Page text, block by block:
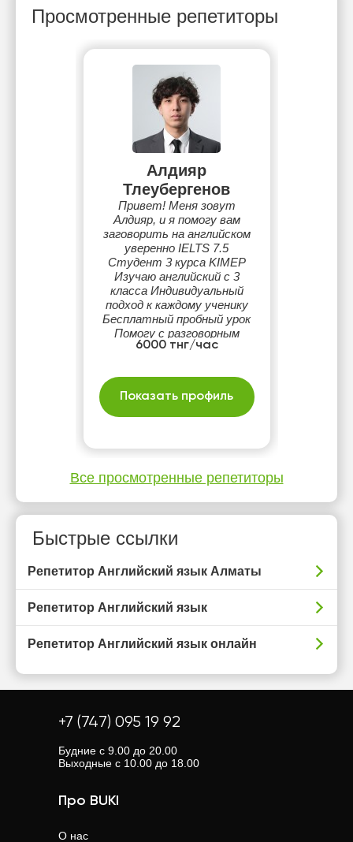
Просмотренные репетиторы
Алдияр
Тлеубергенов
Привет! Меня зовут
Алдияр, и я помогу вам
заговорить на английском
уверенно IELTS 7.5
Студент 3 курса KIMEP
Изучаю английский с 3
класса Индивидуальный
подход к каждому ученику
Бесплатный пробный урок
Помогу с разговорным
английским, подготовкой к
грамматики и расширением
словарного запаса.
Объясняю понятно и без
скуки
6000 тнг/час
Показать профиль
Все просмотренные репетиторы
Быстрые ссылки
Репетитор Английский язык Алматы
Репетитор Английский язык
Репетитор Английский язык онлайн
+7 (747) 095 19 92
Будние с 9.00 до 20.00
Выходные с 10.00 до 18.00
Про BUKI
О нас